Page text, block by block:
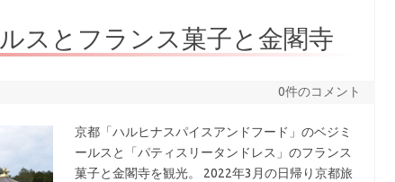
スとフランス菓子と金閣寺
0件のコメント
京都「ハルヒナスパイスアンドフード」のベジミ
ールスと「パティスリータンドレス」のフランス
菓子と金閣寺を観光。 2022年3月の日帰り京都旅